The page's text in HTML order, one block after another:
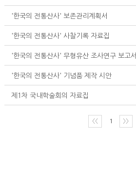
'한국의 전통산사' 보존관리계획서
'한국의 전통산사' 사찰기록 자료집
'한국의 전통산사' 무형유산 조사연구 보고서
'한국의 전통산사' 기념품 제작 시안
제1차 국내학술회의 자료집
〈〈 1 〉〉